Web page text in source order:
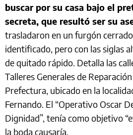
buscar por su casa bajo el
secreta, que resultó ser su
trasladaron en un furgón cerrado
identificado, pero con las siglas
de quitado rápido. Detalla las
Talleres Generales de
Prefectura, ubicado en la
Fernando. El “Operativo Oscar
Dignidad”, tenía como objetivo
la boda causaría.